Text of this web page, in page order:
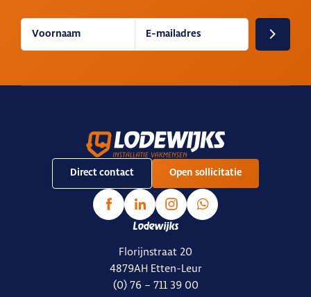
Direct contact Open sollicitatie
Lodewijks
Florijnstraat 20
4879AH Etten-Leur
(0) 76 – 711 39 00